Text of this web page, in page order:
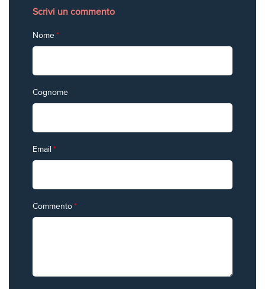
Scrivi un commento
Nome*
Cognome
Email *
Commento*